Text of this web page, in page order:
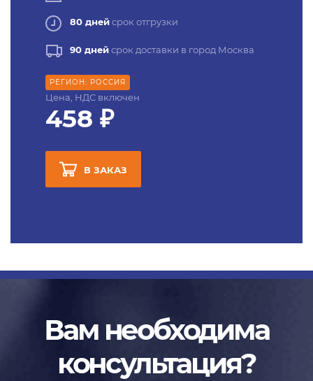
80 днейсрок отгрузки
90 днейсрок доставки в город Москва
РЕГИОН: РОССИЯ
Цена, НДС включен
458 ₽
В ЗАКАЗ
Вам необходима
консультация?